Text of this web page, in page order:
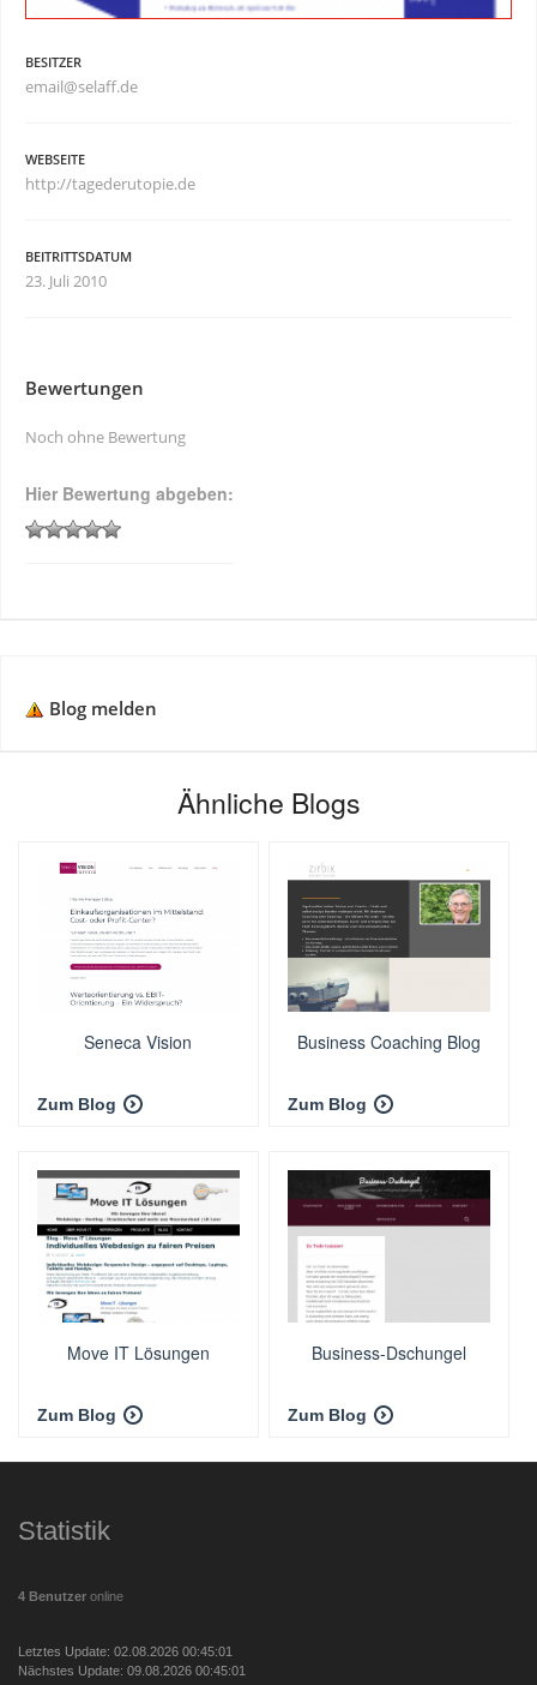
BESITZER
email@selaff.de
WEBSEITE
http://tagederutopie.de
BEITRITTSDATUM
23. Juli 2010
Bewertungen
Noch ohne Bewertung
Hier Bewertung abgeben:
Blog melden
Ähnliche Blogs
Seneca Vision
Zum Blog
Business Coaching Blog
Zum Blog
Move IT Lösungen
Zum Blog
Business-Dschungel
Zum Blog
Statistik
4 Benutzer online
Letztes Update: 02.08.2026 00:45:01
Nächstes Update: 09.08.2026 00:45:01